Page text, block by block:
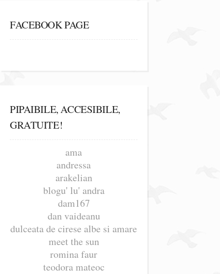
FACEBOOK PAGE
PIPAIBILE, ACCESIBILE,
GRATUITE!
ama
andressa
arakelian
blogu' lu' andra
dam167
dan vaideanu
dulceata de cirese albe si amare
meet the sun
romina faur
teodora mateoc